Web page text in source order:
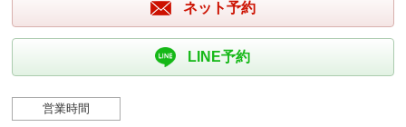
ネット予約
LINE予約
営業時間